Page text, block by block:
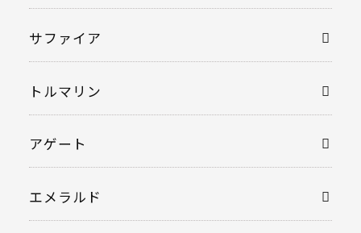
サファイア
トルマリン
アゲート
エメラルド